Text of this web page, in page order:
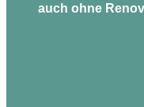
auch ohne